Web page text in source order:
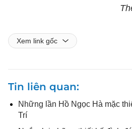
Xem link gốc
Tin liên quan
Những lần Hồ Ngọc Hà mặc
Trí